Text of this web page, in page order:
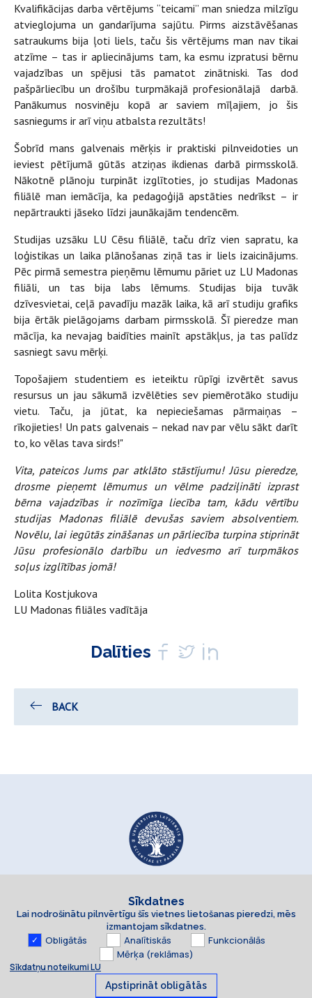
Kvalifikācijas darba vērtējums “teicami” man sniedza milzīgu
atvieglojuma un gandarījuma sajūtu. Pirms aizstāvēšanas
satraukums bija ļoti liels, taču šis vērtējums man nav tikai
atzīme – tas ir apliecinājums tam, ka esmu izpratusi bērnu
vajadzības un spējusi tās pamatot zinātniski. Tas dod
pašpārliecību un drošību turpmākajā profesionālajā darbā.
Panākumus nosvinēju kopā ar saviem mīļajiem, jo šis
sasniegums ir arī viņu atbalsta rezultāts!
Šobrīd mans galvenais mērķis ir praktiski pilnveidoties un
ieviest pētījumā gūtās atziņas ikdienas darbā pirmsskolā.
Nākotnē plānoju turpināt izglītoties, jo studijas Madonas
filiālē man iemācīja, ka pedagoģijā apstāties nedrīkst – ir
nepārtraukti jāseko līdzi jaunākajām tendencēm.
Studijas uzsāku LU Cēsu filiālē, taču drīz vien sapratu, ka
loģistikas un laika plānošanas ziņā tas ir liels izaicinājums.
Pēc pirmā semestra pieņēmu lēmumu pāriet uz LU Madonas
filiāli, un tas bija labs lēmums. Studijas bija tuvāk
dzīvesvietai, ceļā pavadīju mazāk laika, kā arī studiju grafiks
bija ērtāk pielāgojams darbam pirmsskolā. Šī pieredze man
mācīja, ka nevajag baidīties mainīt apstākļus, ja tas palīdz
sasniegt savu mērķi.
Topošajiem studentiem es ieteiktu rūpīgi izvērtēt savus
resursus un jau sākumā izvēlēties sev piemērotāko studiju
vietu. Taču, ja jūtat, ka nepieciešamas pārmaiņas –
rīkojieties! Un pats galvenais – nekad nav par vēlu sākt darīt
to, ko vēlas tava sirds!"
Vita, pateicos Jums par atklāto stāstījumu! Jūsu pieredze,
drosme pieņemt lēmumus un vēlme padziļināti izprast
bērna vajadzības ir nozīmīga liecība tam, kādu vērtību
studijas Madonas filiālē devušas saviem absolventiem.
Novēlu, lai iegūtās zināšanas un pārliecība turpina stiprināt
Jūsu profesionālo darbību un iedvesmo arī turpmākos
soļus izglītības jomā!
Lolita Kostjukova
LU Madonas filiāles vadītāja
Dalīties
BACK
Sīkdatnes
Lai nodrošinātu pilnvērtīgu šīs vietnes lietošanas pieredzi, mēs
izmantojam sīkdatnes.
Obligātās Analītiskās
Funkcionālās
Mērķa (reklāmas)
Sīkdatņu noteikumi LU
Apstiprināt obligātās